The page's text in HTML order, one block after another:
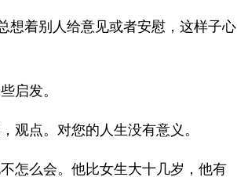
想着别人给意见或者安慰，这样子心
启发。
观点。对您的人生没有意义。
怎么会。他比女生大十几岁，他有